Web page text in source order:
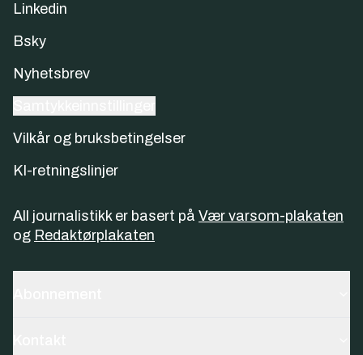
Linkedin
Bsky
Nyhetsbrev
Vilkår og bruksbetingelser
KI-retningslinjer
All journalistikk er basert på Vær varsom-plakaten
og Redaktørplakaten